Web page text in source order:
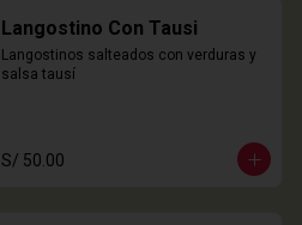
Langostino Con Tausi
Langostinos salteados con verduras y
salsa tausí
S/ 50.00